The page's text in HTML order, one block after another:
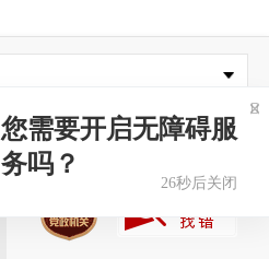
您需要开启无障碍服
务吗？
26秒后关闭
